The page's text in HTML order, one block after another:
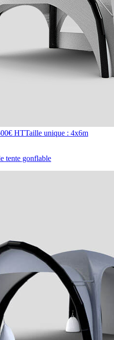
HTTaille unique : 4x6m
tente gonflable